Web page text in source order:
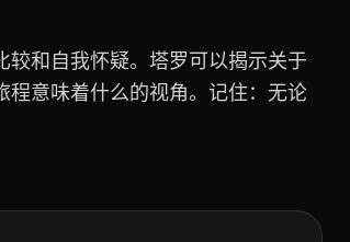
和自我怀疑。塔罗可以揭示关于
程意味着什么的视角。记住：无论